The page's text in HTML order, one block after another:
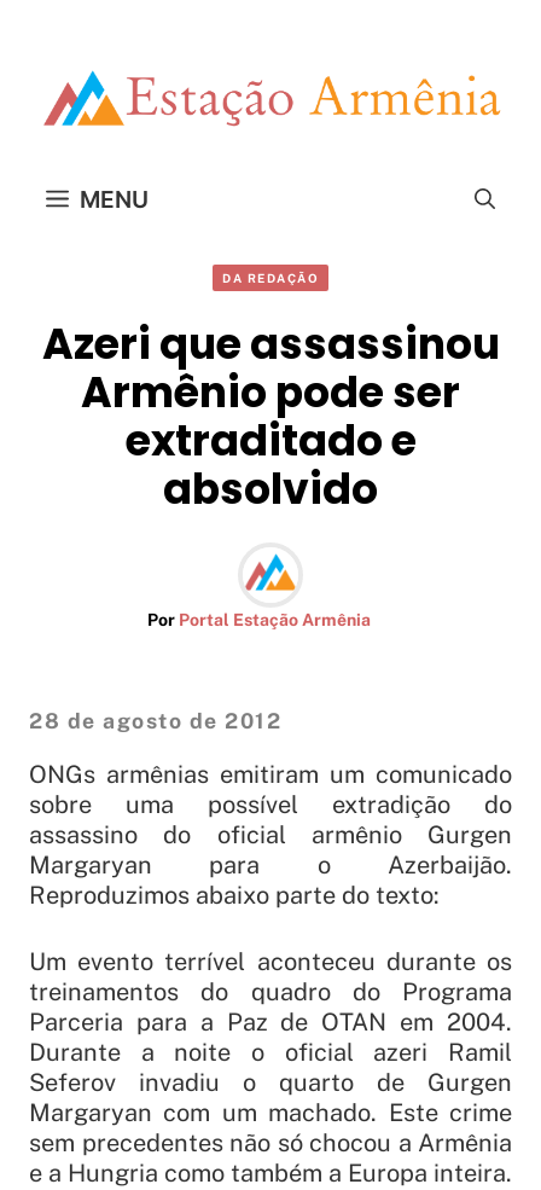
MENU
DA REDAÇÃO
Azeri que assassinou
Armênio pode ser
extraditado e
absolvido
Por Portal Estação Armênia
28 de agosto de 2012
ONGs armênias emitiram um comunicado
sobre uma possível extradição do
assassino do oficial armênio Gurgen
Margaryan para o Azerbaijão.
Reproduzimos abaixo parte do texto:
Um evento terrível aconteceu durante os
treinamentos do quadro do Programa
Parceria para a Paz de OTAN em 2004.
Durante a noite o oficial azeri Ramil
Seferov invadiu o quarto de Gurgen
Margaryan com um machado. Este crime
sem precedentes não só chocou a Armênia
e a Hungria como também a Europa inteira.